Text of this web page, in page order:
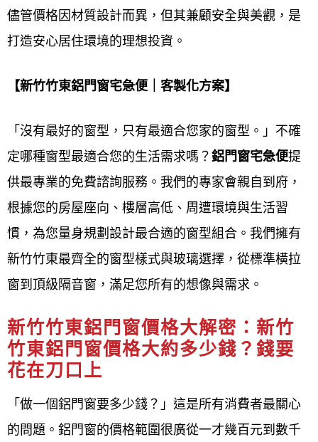
區域。
門窗保養、新竹竹東鋁門窗維修、
新竹竹東鋁門窗安裝維修、更換保養，均有專業的服
務人員到現場評估與業者討論，將多年的專業經驗與
熱忱服務帶給客戶，同時是台灣一線氣密窗、隔音窗
品牌的特約授權經銷商，施工過程嚴格把關，讓客戶
有更優良的品質，歡迎來電0800-707-808或加入LINE
ID，我們都有專人來為您解答。
鋁門窗工程宅急便提供新竹竹東鋁門窗服務對象涵蓋
一般住宅、透天厝、公寓、集合社區大樓、公司行
儘管價格因材質設計而異，但其兼顧安全與美觀，是
打造安心居住環境的理想投資。
【新竹竹東鋁門窗宅急便｜客製化方案】
「沒有最好的窗型，只有最適合您家的窗型。」不確
定哪種窗型最適合您的生活需求嗎？ 鋁門窗宅急便提
供最專業的免費諮詢服務。我們的專家會親自到府，
根據您的房屋座向、樓層高低、周遭環境與生活習
慣，為您量身規劃設計最合適的窗型組合。我們擁有
新竹竹東最齊全的窗型樣式與玻璃選擇，從標準橫拉
窗到頂級隔音窗，滿足您所有的想像與需求。
新竹竹東鋁門窗價格大解密：新竹
竹東鋁門窗價格大約多少錢？錢要
花在刀口上
「做一個鋁門窗要多少錢？」這是所有消費者最關心
的問題。鋁門窗的價格範圍很廣從一才幾百元到數千